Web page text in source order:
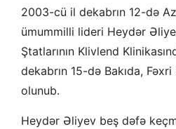
2003-cü il dekabrın 12-də
ümummilli lideri Heydər
Ştatlarının Klivlend
dekabrın 15-də Bakıda,
olunub.
Heydər Əliyev beş dəfə